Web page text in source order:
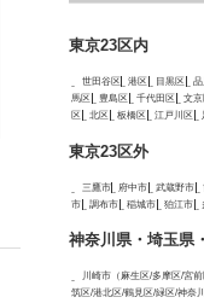
東京23区内
世田谷区 港区 目黒区 品
馬区
豊島区 千代田区 文京
区
北区 板橋区 江戸川区
東京23区外
三鷹市 府中市 武蔵野市
市
調布市 稲城市 狛江市
神奈川県・埼玉県
川崎市（麻生区/多摩区/宮
筑区/港北区/鶴見区/緑区/神奈